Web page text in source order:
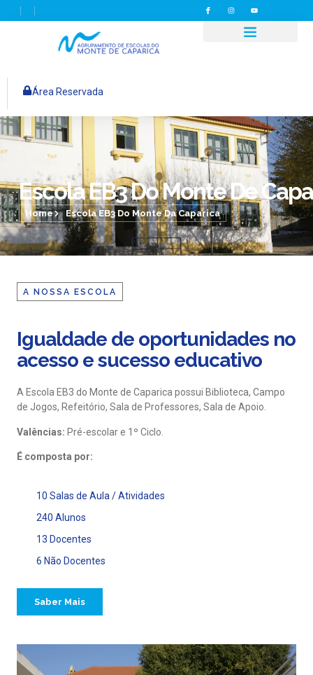
Área Reservada
Escola EB3 Do Monte De
Home Escola EB3 Do Monte Da Caparica
A NOSSA ESCOLA
Igualdade de oportunidades no
acesso e sucesso educativo
A Escola EB3 do Monte de Caparica possui Biblioteca, Campo
de Jogos, Refeitório, Sala de Professores, Sala de Apoio.
Valências: Pré-escolar e 1º Ciclo.
É composta por:
10 Salas de Aula / Atividades
240 Alunos
13 Docentes
6 Não Docentes
Saber Mais